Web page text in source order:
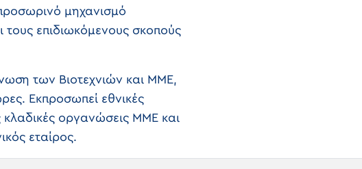
μηχανισμό
τους επιδιωκόμενους σκοπούς
των Βιοτεχνιών και ΜΜΕ,
Εκπροσωπεί εθνικές
κλαδικές οργανώσεις ΜΜΕ και
εταίρος.